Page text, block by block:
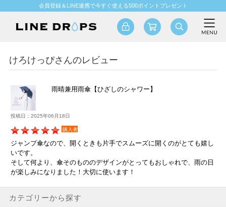
会員登録＆LINE連携で今すぐ使える500ポイントプレゼント
けろけっぴさんのレビュー
雨晴兼用雨傘【ひざしのシャワー】
投稿日：2025年06月18日
購入者
ジャンプ傘なので、開くときも片手でスムーズに開くのがとても嬉し
いです。
そして何より、傘そのもののデザインがとってもおしゃれで、雨の日
が楽しみになりました！大切に使います！
カテゴリーから探す